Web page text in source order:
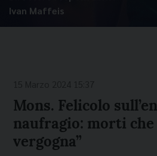
Ivan Maffeis
Mons. Felicolo
naufragio: morti che
vergogna”